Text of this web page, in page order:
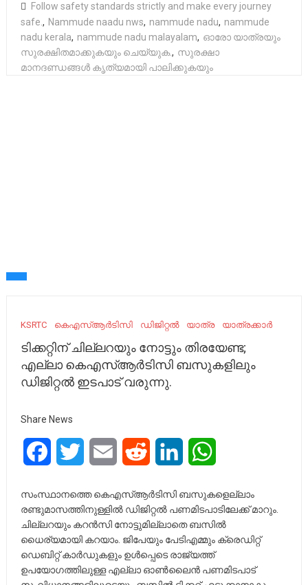
Follow safety standards strictly and make every journey
safe., Nammude naadu nws, nammude nadu, nammude
nadu kerala, nammude nadu malayalam, ഓരോ യാത്രയും
സുരക്ഷിതമാക്കുകയും ചെയ്യുക., സുരക്ഷാ
മാനദണ്ഡങ്ങൾ കൃത്യമായി പാലിക്കുകയും
KSRTC കെഎസ്ആര്‍ടിസി ഡിജിറ്റല്‍ യാത്ര യാത്രക്കാർ
ടിക്കറ്റിന് ചില്ലറയും നോട്ടും തിരയേണ്ട;
എല്ലാ കെഎസ്ആര്‍ടിസി ബസുകളിലും
ഡിജിറ്റല്‍ ഇടപാട് വരുന്നു.
Share News
FacebookTwitter Email Reddit LinkedIn
സംസ്ഥാനത്തെ കെഎസ്ആർടിസി ബസുകളെല്ലാം
രണ്ടുമാസത്തിനുള്ളിൽ ഡിജിറ്റൽ പണമിടപാടിലേക്ക് മാറും.
ചില്ലറയും കറൻസി നോട്ടുമില്ലാതെ ബസിൽ
ധൈര്യമായി കറയാം. ജിപേയും പേടിഎമ്മും ക്രെഡിറ്റ്
ഡെബിറ്റ് കാർഡുകളും ഉൾപ്പെടെ രാജ്യത്ത്
ഉപയോഗത്തിലുള്ള എല്ലാ ഓൺലൈൻ പണമിടപാട്